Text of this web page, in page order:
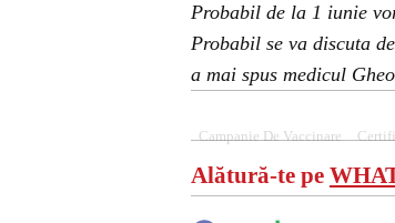
Probabil de la 1 iunie
Probabil se va discuta
a mai spus medicul
Campanie De Vaccinare
Alătură-te pe